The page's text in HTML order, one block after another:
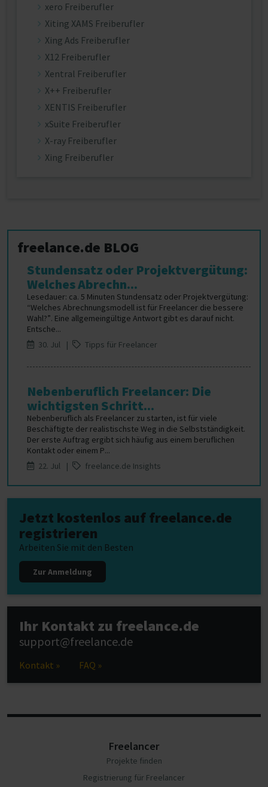
xero Freiberufler
Xiting XAMS Freiberufler
Xing Ads Freiberufler
X12 Freiberufler
Xentral Freiberufler
X++ Freiberufler
XENTIS Freiberufler
xSuite Freiberufler
X-ray Freiberufler
Xing Freiberufler
freelance.de BLOG
Stundensatz oder Projektvergütung:
Welches Abrechn...
Lesedauer: ca. 5 Minuten Stundensatz oder Projektvergütung:
“Welches Abrechnungsmodell ist für Freelancer die bessere
Wahl?”. Eine allgemeingültige Antwort gibt es darauf nicht.
Entsche...
30. Jul |
Tipps für Freelancer
Nebenberuflich Freelancer: Die
wichtigsten Schritt...
Nebenberuflich als Freelancer zu starten, ist für viele
Beschäftigte der realistischste Weg in die Selbstständigkeit.
Der erste Auftrag ergibt sich häufig aus einem beruflichen
Kontakt oder einem P...
22. Jul |
freelance.de Insights
Jetzt kostenlos auf freelance.de
registrieren
Arbeiten Sie mit den Besten
Zur Anmeldung
Ihr Kontakt zu freelance.de
support@freelance.de
Kontakt » FAQ »
Freelancer
Projekte finden
Registrierung für Freelancer